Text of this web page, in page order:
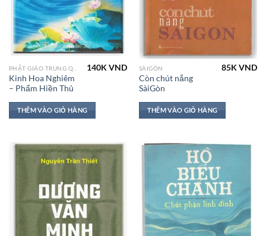
Kinh Hoa Nghiêm
– Phẩm Hiền Thủ
140KVND
THÊM VÀO GIỎ HÀNG
SÀIGÒN
Còn chút nắng
SàiGòn
85KVND
THÊM VÀO GIỎ HÀNG